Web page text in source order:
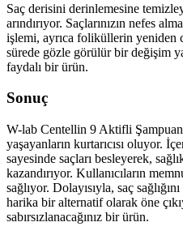
Saç derisini derinlemesine
arındırıyor. Saçlarınızın nefes
işlemi, ayrıca foliküllerin yeniden
sürede gözle görülür bir değişim
faydalı bir ürün.
Sonuç
W-lab Centellin 9 Aktifli
yaşayanların kurtarıcısı oluyor.
sayesinde saçları besleyerek,
kazandırıyor. Kullanıcıların
sağlıyor. Dolayısıyla, saç
harika bir alternatif olarak öne
sabırsızlanacağınız bir ürün.